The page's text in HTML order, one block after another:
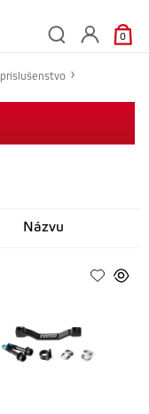
0
príslušenstvo